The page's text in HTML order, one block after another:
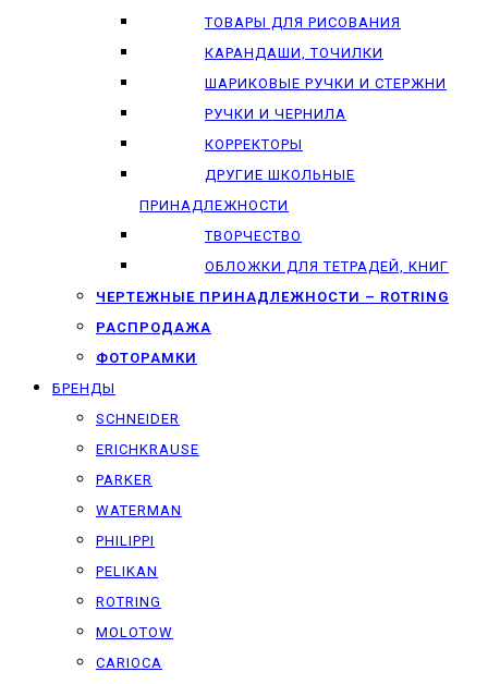
ТОВАРЫ ДЛЯ РИСОВАНИЯ
КАРАНДАШИ, ТОЧИЛКИ
ШАРИКОВЫЕ РУЧКИ И СТЕРЖНИ
РУЧКИ И ЧЕРНИЛА
КОРРЕКТОРЫ
ДРУГИЕ ШКОЛЬНЫЕ
ПРИНАДЛЕЖНОСТИ
ТВОРЧЕСТВО
ОБЛОЖКИ ДЛЯ ТЕТРАДЕЙ, КНИГ
ЧЕРТЕЖНЫЕ ПРИНАДЛЕЖНОСТИ – ROTRING
РАСПРОДАЖА
ФОТОРАМКИ
БРЕНДЫ
SCHNEIDER
ERICHKRAUSE
PARKER
WATERMAN
PHILIPPI
PELIKAN
ROTRING
MOLOTOW
CARIOCA